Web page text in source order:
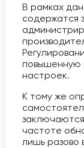
В рамках
содержатся
повышенную
настроек.
К тому же
частоте
лишь разово